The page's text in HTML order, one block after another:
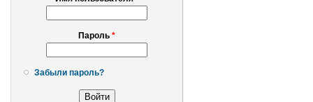
Пароль *
Забыли пароль?